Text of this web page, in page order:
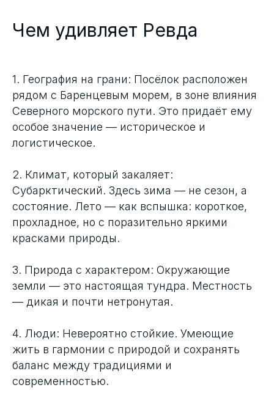
Чем удивляет Ревда
1. География на грани: Посёлок расположен
рядом с Баренцевым морем, в зоне влияния
Северного морского пути. Это придаёт ему
особое значение — историческое и
логистическое.
2. Климат, который закаляет:
Субарктический. Здесь зима — не сезон, а
состояние. Лето — как вспышка: короткое,
прохладное, но с поразительно яркими
красками природы.
3. Природа с характером: Окружающие
земли — это настоящая тундра. Местность
— дикая и почти нетронутая.
4. Люди: Невероятно стойкие. Умеющие
жить в гармонии с природой и сохранять
баланс между традициями и
современностью.